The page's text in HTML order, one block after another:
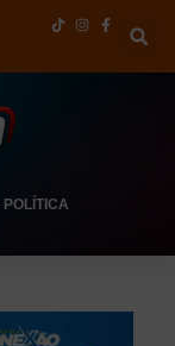
POLÍTICA